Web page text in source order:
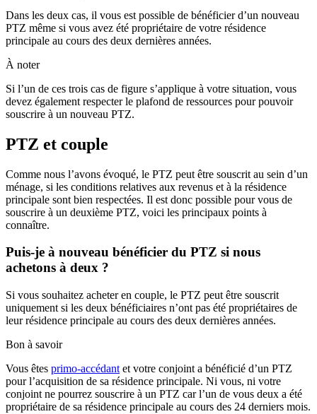
Dans les deux cas, il vous est possible de bénéficier d’un nouveau
PTZ même si vous avez été propriétaire de votre résidence
principale au cours des deux dernières années.
À noter
Si l’un de ces trois cas de figure s’applique à votre situation, vous
devez également respecter le plafond de ressources pour pouvoir
souscrire à un nouveau PTZ.
PTZ et couple
Comme nous l’avons évoqué, le PTZ peut être souscrit au sein d’un
ménage, si les conditions relatives aux revenus et à la résidence
principale sont bien respectées. Il est donc possible pour vous de
souscrire à un deuxième PTZ, voici les principaux points à
connaître.
Puis-je à nouveau bénéficier du PTZ si nous
achetons à deux ?
Si vous souhaitez acheter en couple, le PTZ peut être souscrit
uniquement si les deux bénéficiaires n’ont pas été propriétaires de
leur résidence principale au cours des deux dernières années.
Bon à savoir
Vous êtes primo-accédant et votre conjoint a bénéficié d’un PTZ
pour l’acquisition de sa résidence principale. Ni vous, ni votre
conjoint ne pourrez souscrire à un PTZ car l’un de vous deux a été
propriétaire de sa résidence principale au cours des 24 derniers mois.